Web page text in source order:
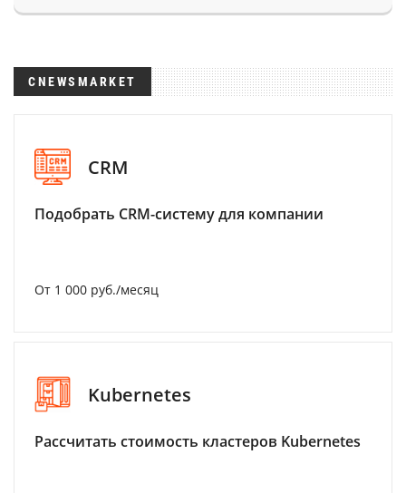
CNEWSMARKET
CRM
Подобрать CRM-систему для компании
От 1 000 руб./месяц
Kubernetes
Рассчитать стоимость кластеров Kubernetes